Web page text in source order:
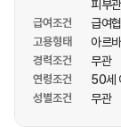
피부
급여조건 급여
고용형태 아르
경력조건 무관
연령조건 50세
성별조건 무관